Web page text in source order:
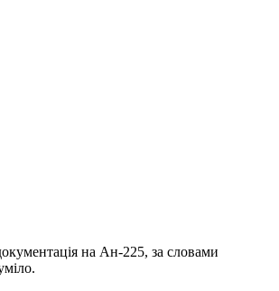
на Ан-225, за словами